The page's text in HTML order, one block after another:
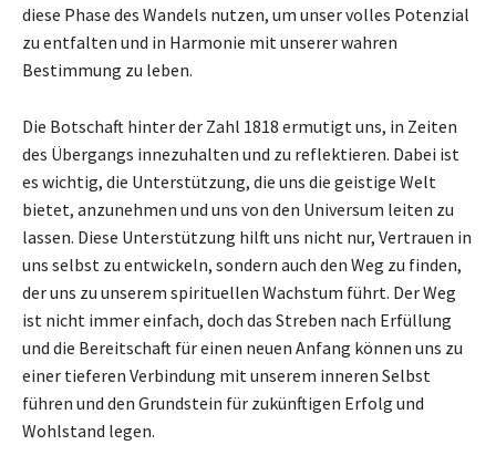
diese Phase des Wandels nutzen, um unser volles Potenzial
zu entfalten und in Harmonie mit unserer wahren
Bestimmung zu leben.
Die Botschaft hinter der Zahl 1818 ermutigt uns, in Zeiten
des Übergangs innezuhalten und zu reflektieren. Dabei ist
es wichtig, die Unterstützung, die uns die geistige Welt
bietet, anzunehmen und uns von den Universum leiten zu
lassen. Diese Unterstützung hilft uns nicht nur, Vertrauen in
uns selbst zu entwickeln, sondern auch den Weg zu finden,
der uns zu unserem spirituellen Wachstum führt. Der Weg
ist nicht immer einfach, doch das Streben nach Erfüllung
und die Bereitschaft für einen neuen Anfang können uns zu
einer tieferen Verbindung mit unserem inneren Selbst
führen und den Grundstein für zukünftigen Erfolg und
Wohlstand legen.